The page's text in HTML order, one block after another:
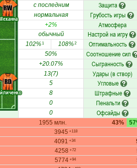
RD
RW с последним Защита
нормальная Грубость игры
+2% Атмосфера
обычный Настрой на игру
102%1 108%2 Оптимальность
50% Соотношение сил
+20.07% Сыгранность
13(7) Удары (в створ)
5 Угловые
8 Штрафные
0 Пенальти
0 Офсайды
1955 млн. 43%
3945 +118
4091 +34
4258 +72
5774 +94